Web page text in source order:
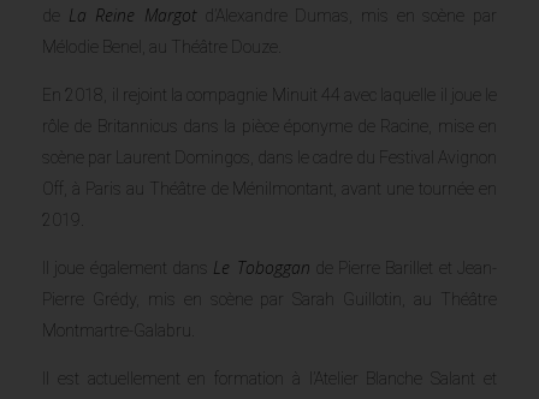
La Reine Margotd’Alexandre Dumas, mis en scène par
Mélodie Benel, au Théâtre Douze.
En 2018, il rejoint la compagnie Minuit 44 avec laquelle il joue le
rôle de Britannicus dans la pièce éponyme de Racine, mise en
scène par Laurent Domingos, dans le cadre du Festival Avignon
Off, à Paris au Théâtre de Ménilmontant, avant une tournée en
2019.
Il joue également dans Le Toboggan de Pierre Barillet et Jean-
Pierre Grédy, mis en scène par Sarah Guillotin, au Théâtre
Montmartre-Galabru.
Il est actuellement en formation à l’Atelier Blanche Salant et